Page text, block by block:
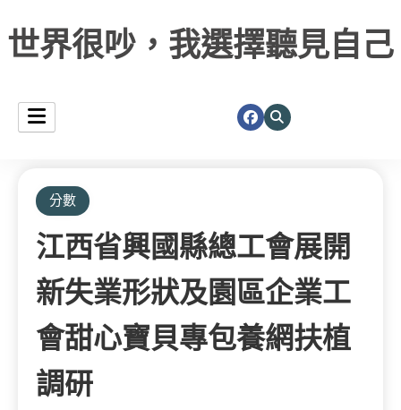
世界很吵，我選擇聽見自己
分數
江西省興國縣總工會展開
新失業形狀及園區企業工
會甜心寶貝專包養網扶植
調研